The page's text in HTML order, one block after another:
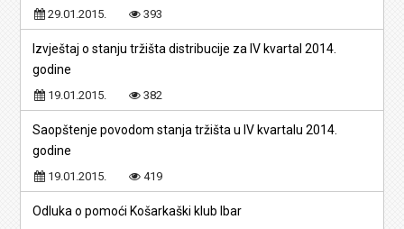
29.01.2015. 393
Izvještaj o stanju tržišta distribucije za IV kvartal 2014.
godine
19.01.2015. 382
Saopštenje povodom stanja tržišta u IV kvartalu 2014.
godine
19.01.2015. 419
Odluka o pomoći Košarkaški klub Ibar